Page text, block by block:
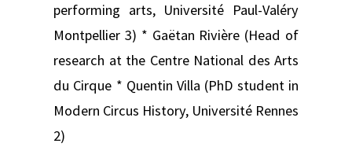
performing arts, Université Paul-Valéry
Montpellier 3) * Gaëtan Rivière (Head of
research at the Centre National des Arts
du Cirque * Quentin Villa (PhD student in
Modern Circus History, Université Rennes
2)